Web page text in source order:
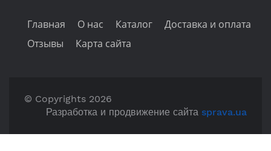
Главная О нас Каталог
Доставка и оплата
Отзывы
Карта сайта
© Copyrights 2026
Разработка и продвижение сайта sprava.ua